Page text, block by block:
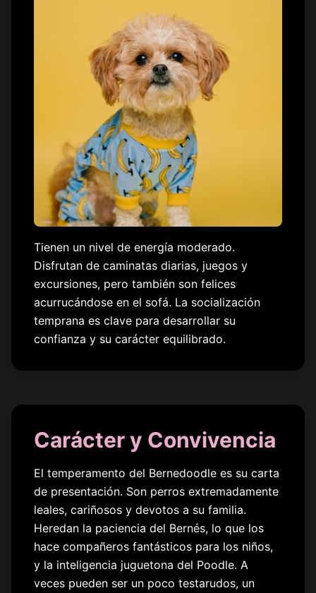
Tienen un nivel de energía moderado.
Disfrutan de caminatas diarias, juegos y
excursiones, pero también son felices
acurrucándose en el sofá. La socialización
temprana es clave para desarrollar su
confianza y su carácter equilibrado.
Carácter y Convivencia
El temperamento del Bernedoodle es su carta
de presentación. Son perros extremadamente
leales, cariñosos y devotos a su familia.
Heredan la paciencia del Bernés, lo que los
hace compañeros fantásticos para los niños,
y la inteligencia juguetona del Poodle. A
veces pueden ser un poco testarudos, un